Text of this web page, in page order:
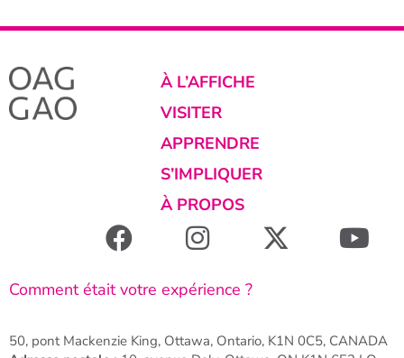
À L’AFFICHE
VISITER
APPRENDRE
S’IMPLIQUER
À PROPOS
Comment était votre expérience ?
50, pont Mackenzie King, Ottawa, Ontario, K1N 0C5, CANADA